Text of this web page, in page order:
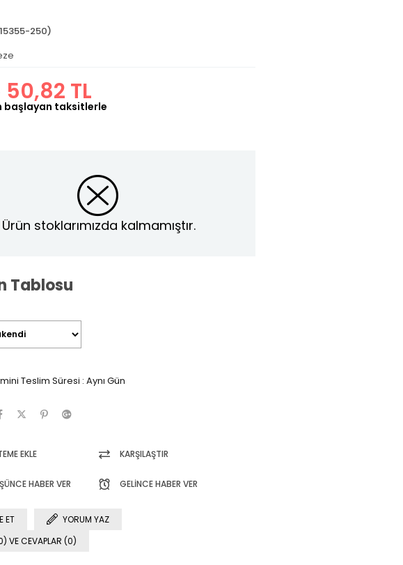
250)
50,82 TL
başlayan taksitlerle
Ürün stoklarımızda kalmamıştır.
Tablosu
Teslim Süresi : Aynı Gün
EKLE KARŞILAŞTIR
HABER VER GELINCE HABER VER
ET
YORUM YAZ
VE CEVAPLAR (0)